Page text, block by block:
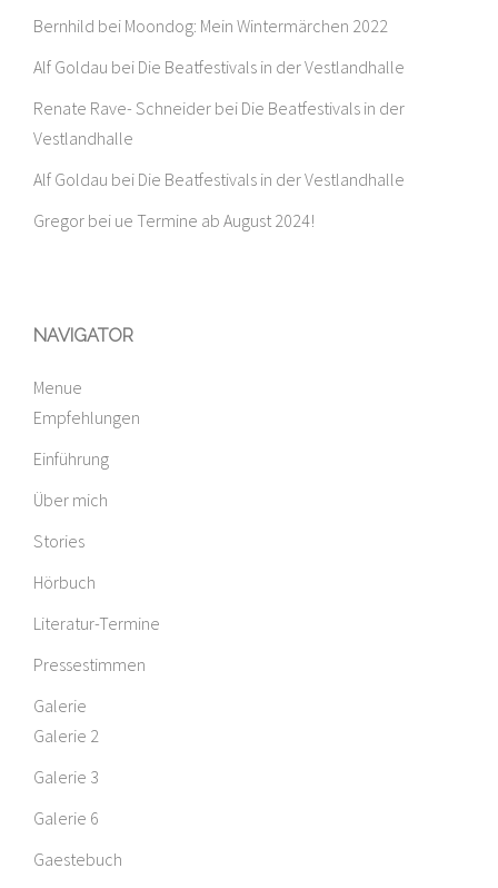
Bernhild bei Moondog: Mein Wintermärchen 2022
Alf Goldau bei Die Beatfestivals in der Vestlandhalle
Renate Rave- Schneider bei Die Beatfestivals in der
Vestlandhalle
Alf Goldau bei Die Beatfestivals in der Vestlandhalle
Gregor bei ue Termine ab August 2024!
NAVIGATOR
Menue
Empfehlungen
Einführung
Über mich
Stories
Hörbuch
Literatur-Termine
Pressestimmen
Galerie
Galerie 2
Galerie 3
Galerie 6
Gaestebuch